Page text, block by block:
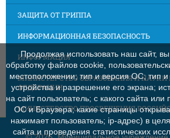
ЗАЩИТА ОТ ГРИППА
ИНФОРМАЦИОННАЯ БЕЗОПАСНОСТЬ
ИНФОРМАЦИЯ
МИНИСТЕРСТВО ОБРАЗОВАНИЯ И НАУКИ
ФЕДЕРАЦИИ
МИНИСТЕРСТВО ПРОСВЕЩЕНИЯ
Продолжая использовать наш сайт,
обработку файлов cookie,
местоположении; тип и версия ОС; тип и
устройства и разрешение его экрана;
на сайт пользователь; с какого сайта
ОС и Браузера; какие страницы
нажимает пользователь; ip-адрес) в
сайта и проведения статистических